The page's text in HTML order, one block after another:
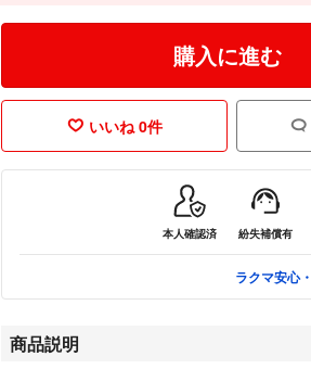
購入に進む
いいね 0件
本人確認済 紛失補償有
ラクマ安心
商品説明